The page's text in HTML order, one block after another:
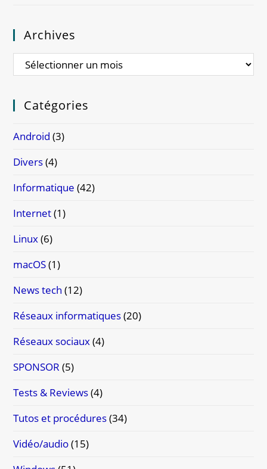
Archives
Catégories
Android (3)
Divers(4)
Informatique (42)
Internet(1)
Linux(6)
macOS(1)
News tech (12)
Réseaux informatiques(20)
Réseaux sociaux(4)
SPONSOR (5)
Tests & Reviews(4)
Tutos et procédures(34)
Vidéo/audio(15)